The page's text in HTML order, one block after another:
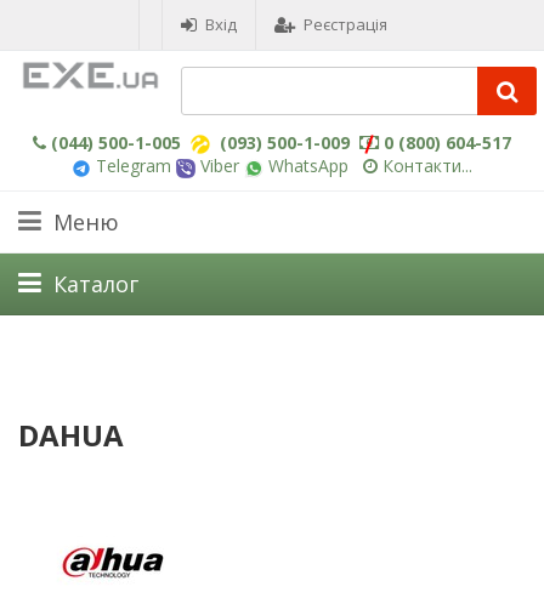
Вхід Реєстрація
(044) 500-1-005 (093) 500-1-009
0 (800) 604-517
Telegram
Viber WhatsApp Контакти...
Меню
Каталог
DAHUA